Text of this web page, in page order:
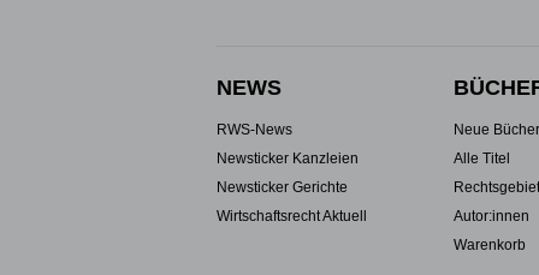
NEWS
RWS-News
Newsticker Kanzleien
Newsticker Gerichte
Wirtschaftsrecht Aktuell
Neue Bücher
Alle Titel
Autor:innen
Warenkorb